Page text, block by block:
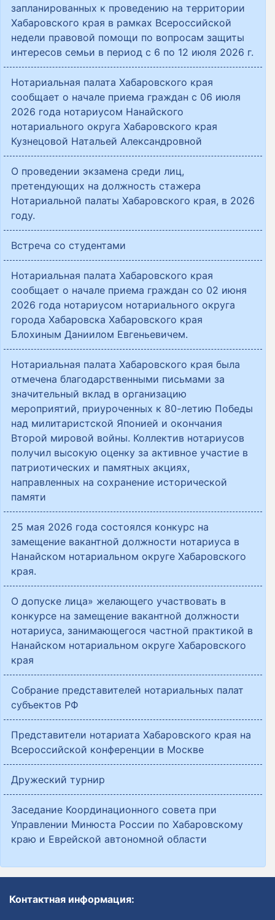
запланированных к проведению на территории
Хабаровского края в рамках Всероссийской
недели правовой помощи по вопросам защиты
интересов семьи в период с 6 по 12 июля 2026 г.
Нотариальная палата Хабаровского края
сообщает о начале приема граждан с 06 июля
2026 года нотариусом Нанайского
нотариального округа Хабаровского края
Кузнецовой Натальей Александровной
О проведении экзамена среди лиц,
претендующих на должность стажера
Нотариальной палаты Хабаровского края, в 2026
году.
Встреча со студентами
Нотариальная палата Хабаровского края
сообщает о начале приема граждан со 02 июня
2026 года нотариусом нотариального округа
города Хабаровска Хабаровского края
Блохиным Даниилом Евгеньевичем.
Нотариальная палата Хабаровского края была
отмечена благодарственными письмами за
значительный вклад в организацию
мероприятий, приуроченных к 80-летию Победы
над милитаристской Японией и окончания
Второй мировой войны. Коллектив нотариусов
получил высокую оценку за активное участие в
патриотических и памятных акциях,
направленных на сохранение исторической
памяти
25 мая 2026 года состоялся конкурс на
замещение вакантной должности нотариуса в
Нанайском нотариальном округе Хабаровского
края.
О допуске лица» желающего участвовать в
конкурсе на замещение вакантной должности
нотариуса, занимающегося частной практикой в
Нанайском нотариальном округе Хабаровского
края
Собрание представителей нотариальных палат
субъектов РФ
Представители нотариата Хабаровского края на
Всероссийской конференции в Москве
Дружеский турнир
Заседание Координационного совета при
Управлении Минюста России по Хабаровскому
краю и Еврейской автономной области
Контактная информация: